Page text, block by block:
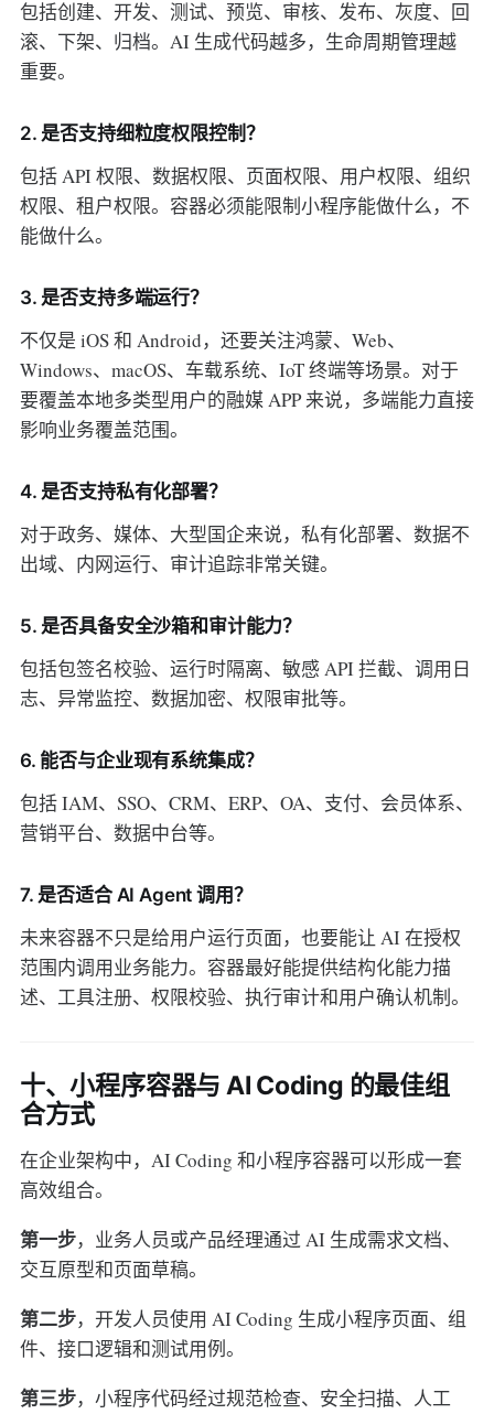
包括创建、开发、测试、预览、审核、发布、灰度、回
滚、下架、归档。AI 生成代码越多，生命周期管理越
重要。
2. 是否支持细粒度权限控制？
包括 API 权限、数据权限、页面权限、用户权限、组织
权限、租户权限。容器必须能限制小程序能做什么，不
能做什么。
3. 是否支持多端运行？
不仅是 iOS 和 Android，还要关注鸿蒙、Web、
Windows、macOS、车载系统、IoT 终端等场景。对于
要覆盖本地多类型用户的融媒 APP 来说，多端能力直接
影响业务覆盖范围。
4. 是否支持私有化部署？
对于政务、媒体、大型国企来说，私有化部署、数据不
出域、内网运行、审计追踪非常关键。
5. 是否具备安全沙箱和审计能力？
包括包签名校验、运行时隔离、敏感 API 拦截、调用日
志、异常监控、数据加密、权限审批等。
6. 能否与企业现有系统集成？
包括 IAM、SSO、CRM、ERP、OA、支付、会员体系、
营销平台、数据中台等。
7. 是否适合 AI Agent 调用？
未来容器不只是给用户运行页面，也要能让 AI 在授权
范围内调用业务能力。容器最好能提供结构化能力描
述、工具注册、权限校验、执行审计和用户确认机制。
十、小程序容器与 AI Coding 的最佳组
合方式
在企业架构中，AI Coding 和小程序容器可以形成一套
高效组合。
第一步，业务人员或产品经理通过 AI 生成需求文档、
交互原型和页面草稿。
第二步，开发人员使用 AI Coding 生成小程序页面、组
件、接口逻辑和测试用例。
第三步，小程序代码经过规范检查、安全扫描、人工